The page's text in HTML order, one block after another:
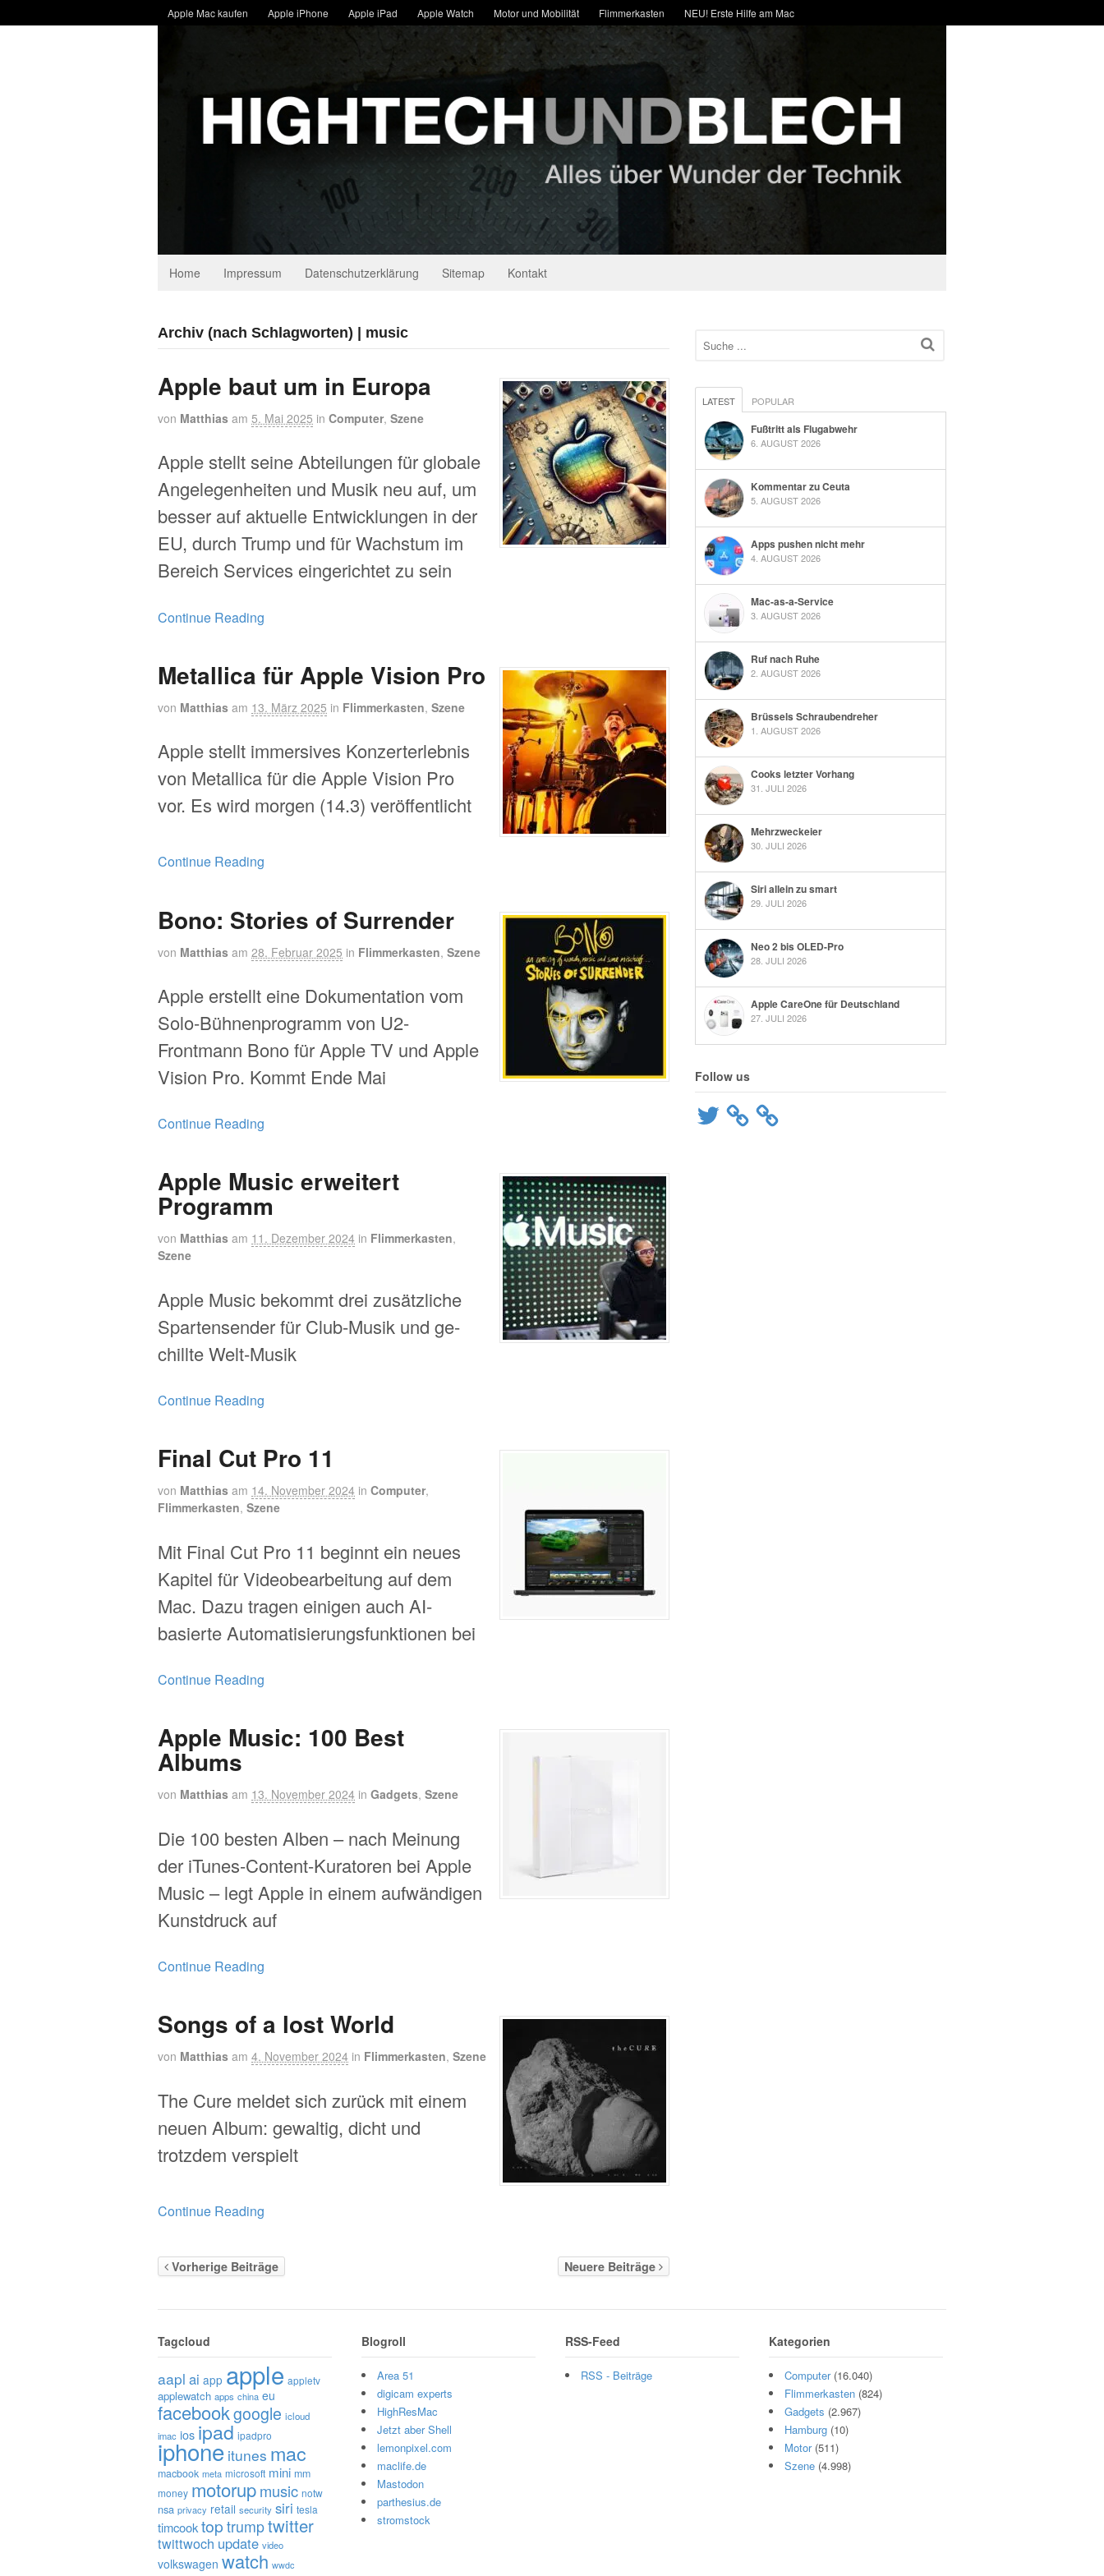
Apple Mac kaufen Apple iPhone Apple iPad Apple Watch Motor und Mobilität Flimmerkasten NEU! Erste Hilfe am Mac
Home Impressum Datenschutzerklärung Sitemap Kontakt
Archiv (nach Schlagworten) | music
Apple baut um in Europa
von Matthias am 5. Mai 2025 in Computer, Szene
Apple stellt seine Abteilungen für globale
Angelegenheiten und Musik neu auf, um
besser auf aktuelle Entwicklungen in der
EU, durch Trump und für Wachstum im
Bereich Services eingerichtet zu sein
Continue Reading
Metallica für Apple Vision Pro
von Matthias am 13. März 2025 in Flimmerkasten, Szene
Apple stellt immersives Konzerterlebnis
von Metallica für die Apple Vision Pro
vor. Es wird morgen (14.3) veröffentlicht
Continue Reading
Bono: Stories of Surrender
von Matthias am 28. Februar 2025 in Flimmerkasten, Szene
Apple erstellt eine Dokumentation vom
Solo-Bühnenprogramm von U2-
Frontmann Bono für Apple TV und Apple
Vision Pro. Kommt Ende Mai
Continue Reading
Apple Music erweitert
Programm
von Matthias am 11. Dezember 2024 in Flimmerkasten,
Szene
Apple Music bekommt drei zusätzliche
Spartensender für Club-Musik und ge-
chillte Welt-Musik
Continue Reading
Final Cut Pro 11
von Matthias am 14. November 2024 in Computer,
Flimmerkasten, Szene
Mit Final Cut Pro 11 beginnt ein neues
Kapitel für Videobearbeitung auf dem
Mac. Dazu tragen einigen auch AI-
basierte Automatisierungsfunktionen bei
Continue Reading
Apple Music: 100 Best
Albums
von Matthias am 13. November 2024 in Gadgets, Szene
Die 100 besten Alben – nach Meinung
der iTunes-Content-Kuratoren bei Apple
Music – legt Apple in einem aufwändigen
Kunstdruck auf
Continue Reading
Songs of a lost World
von Matthias am 4. November 2024 in Flimmerkasten, Szene
The Cure meldet sich zurück mit einem
neuen Album: gewaltig, dicht und
trotzdem verspielt
Continue Reading
Vorherige Beiträge Neuere Beiträge
LATEST POPULAR
Fußtritt als Flugabwehr
6. AUGUST 2026
Kommentar zu Ceuta
5. AUGUST 2026
Apps pushen nicht mehr
4. AUGUST 2026
Mac-as-a-Service
3. AUGUST 2026
Ruf nach Ruhe
2. AUGUST 2026
Brüssels Schraubendreher
1. AUGUST 2026
Cooks letzter Vorhang
31. JULI 2026
Mehrzweckeier
30. JULI 2026
Siri allein zu smart
29. JULI 2026
Neo 2 bis OLED-Pro
28. JULI 2026
Apple CareOne für Deutschland
27. JULI 2026
Follow us
Twitter
Tagcloud
aapl ai app apple appletv
applewatch apps china eu
facebookgoogle icloud
imac ios ipad ipadpro
iphone itunes mac
macbook meta microsoft mini mm
money motorupmusic notw
nsa privacy retail security siri tesla
timcooktop trumptwitter
twittwoch update video
volkswagen watch wwdc
Blogroll
Area 51
digicam experts
HighResMac
Jetzt aber Shell
lemonpixel.com
maclife.de
Mastodon
parthesius.de
stromstock
RSS-Feed
RSS - Beiträge
Kategorien
Computer(16.040)
Flimmerkasten (824)
Gadgets (2.967)
Hamburg (10)
Motor(511)
Szene (4.998)